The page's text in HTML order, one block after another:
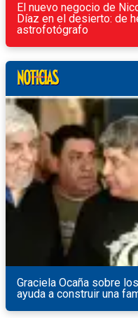
El nuevo negocio de
Díaz en el desierto: de
astrofotógrafo
Graciela Ocaña sobre
ayuda a construir una